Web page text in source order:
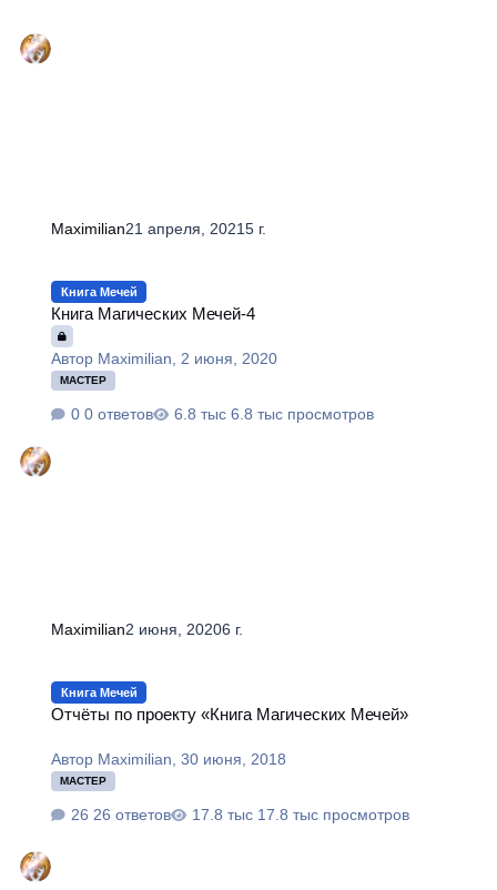
Maximilian21 апреля, 20215 г.
Книга Мечей
Книга Магических Мечей-4
Автор Maximilian,2 июня, 2020
МАСТЕР
0 ответов 6.8 тыс просмотров
Maximilian2 июня, 20206 г.
Книга Мечей
Отчёты по проекту «Книга Магических Мечей»
Автор Maximilian,30 июня, 2018
МАСТЕР
26 ответов 17.8 тыс просмотров